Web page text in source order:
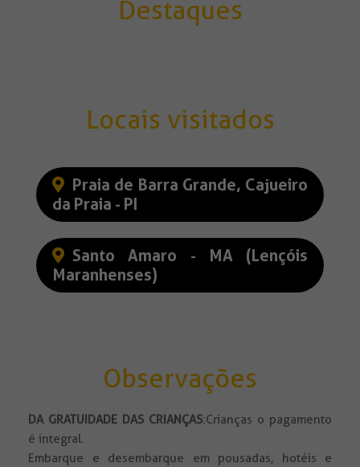
Destaques
Locais visitados
Praia de Barra Grande, Cajueiro
da Praia - PI
Santo Amaro - MA (Lençóis
Maranhenses)
Observações
DA GRATUIDADE DAS CRIANÇAS:Crianças o pagamento
é integral.
Embarque e desembarque em pousadas, hotéis e